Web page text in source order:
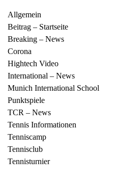
Allgemein
Beitrag – Startseite
Breaking – News
Corona
Hightech Video
International – News
Munich International School
Punktspiele
TCR – News
Tennis Informationen
Tenniscamp
Tennisclub
Tennisturnier